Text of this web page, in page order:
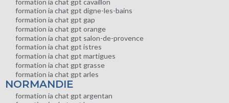
formation ia chat gpt digne-les-bains
formation ia chat gpt gap
formation ia chat gpt orange
formation ia chat gpt salon-de-provence
formation ia chat gpt istres
formation ia chat gpt martigues
formation ia chat gpt grasse
formation ia chat gpt arles
NORMANDIE
formation ia chat gpt argentan